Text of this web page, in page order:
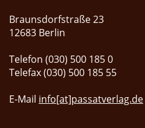
Braunsdorfstraße 23
12683 Berlin
Telefon (030) 500 185 0
Telefax (030) 500 185 55
E-Mail info[at]passatverlag.de